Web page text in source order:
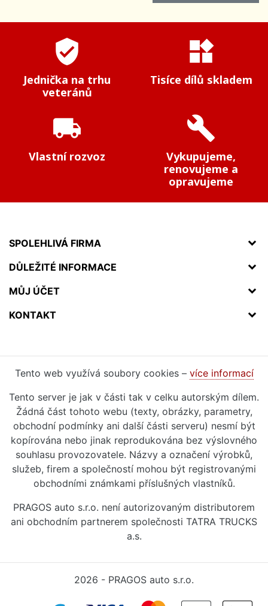
verified_user
Jednička na trhu
veteránů
widgets
Tisíce dílů skladem
local_shipping
Vlastní rozvoz
build
Vykupujeme,
renovujeme a
opravujeme
SPOLEHLIVÁ FIRMA
DŮLEŽITÉ INFORMACE
MŮJ ÚČET
KONTAKT
Tento web využívá soubory cookies – více informací
Tento server je jak v části tak v celku autorským dílem.
Žádná část tohoto webu (texty, obrázky, parametry,
obchodní podmínky ani další části serveru) nesmí být
kopírována nebo jinak reprodukována bez výslovného
souhlasu provozovatele. Názvy a označení výrobků,
služeb, firem a společností mohou být registrovanými
obchodními známkami příslušných vlastníků.
PRAGOS auto s.r.o. není autorizovaným distributorem
ani obchodním partnerem společnosti TATRA TRUCKS
a.s.
2026 - PRAGOS auto s.r.o.